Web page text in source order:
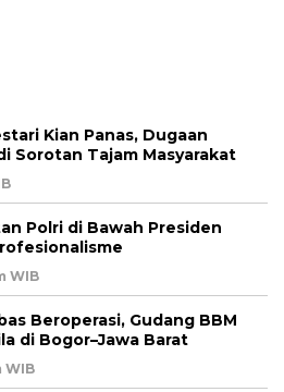
Kian Panas, Dugaan
Sorotan Tajam Masyarakat
Polri di Bawah Presiden
WIB
Beroperasi, Gudang BBM
di Bogor–Jawa Barat
WIB